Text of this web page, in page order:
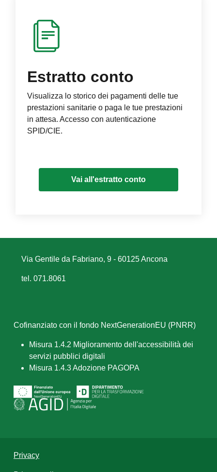
Estratto conto
Visualizza lo storico dei pagamenti delle tue
prestazioni sanitarie o paga le tue prestazioni
in attesa. Accesso con autenticazione
SPID/CIE.
Vai all'estratto conto
Via Gentile da Fabriano, 9 - 60125 Ancona
tel. 071.8061
Cofinanziato con il fondo NextGenerationEU (PNRR)
Misura 1.4.2 Miglioramento dell'accessibilità dei
servizi pubblici digitali
Misura 1.4.3 Adozione PAGOPA
Privacy